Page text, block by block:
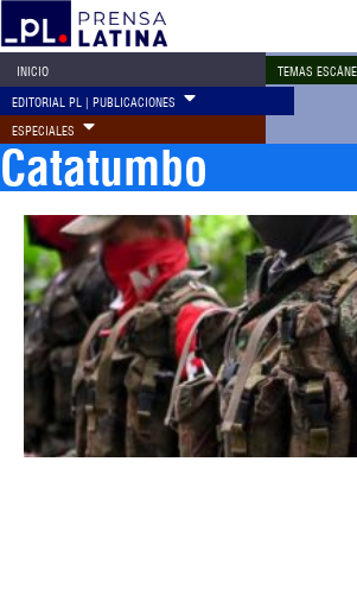
INICIO TEMAS
EDITORIAL PL | PUBLICACIONES
ESPECIALES
Catatumbo